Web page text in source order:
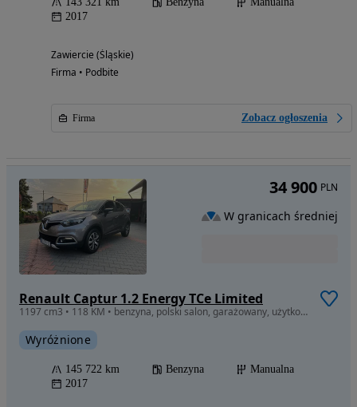
2017
Zawiercie (Śląskie)
Firma • Podbite
Firma Zobacz ogłoszenia
Renault Captur 1.2 Energy TCe Limited
1197 cm3 • 118 KM • benzyna, polski salon, garażowany, użytkowany prywatnie
Wyróżnione
145 722 km Benzyna
Manualna
2017
34 900 PLN
W granicach średniej